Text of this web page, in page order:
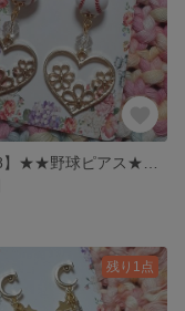
残り1点